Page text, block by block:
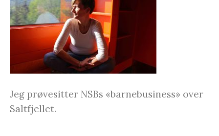
Jeg prøvesitter NSBs «barnebusiness» over
Saltfjellet.